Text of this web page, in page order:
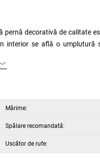
decorativă de calitate
se află o umplutură
pernuțe decorative de
Mărime:
Spălare recomandată:
Uscător de rufe: